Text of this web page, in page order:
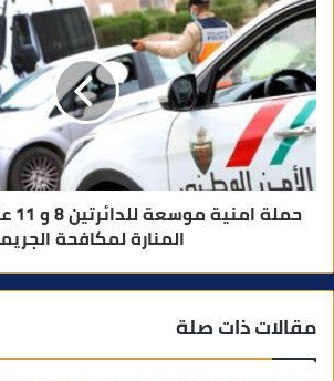
المنارة لمكافحة
مقالات ذات صلة